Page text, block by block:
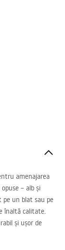
amenajarea
– alb și
un blat sau pe
înaltă calitate.
și ușor de